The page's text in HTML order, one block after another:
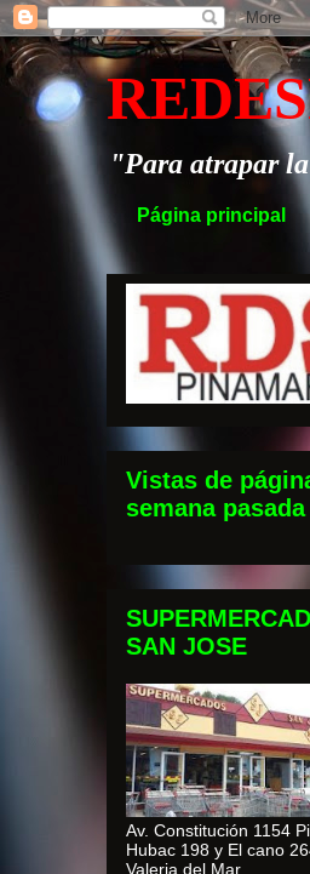
"Para atrapar
Página principal
Vistas de
semana pasada
SAN JOSE
Av. Constitución 1154
Hubac 198 y El cano
Valeria del Mar